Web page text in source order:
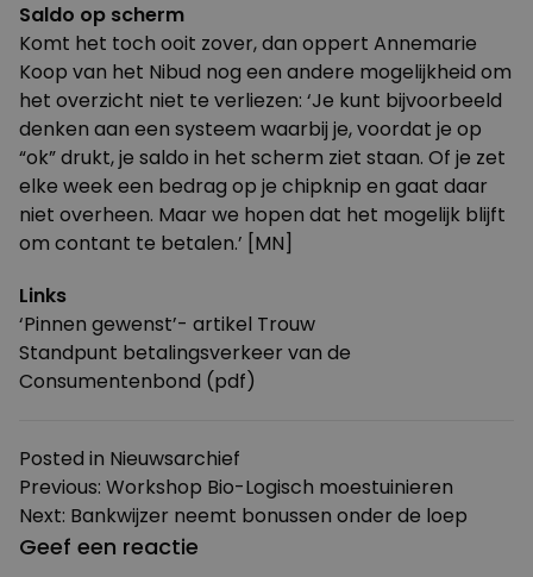
Saldo op scherm
Komt het toch ooit zover, dan oppert Annemarie
Koop van het Nibud nog een andere mogelijkheid om
het overzicht niet te verliezen: ‘Je kunt bijvoorbeeld
denken aan een systeem waarbij je, voordat je op
“ok” drukt, je saldo in het scherm ziet staan. Of je zet
elke week een bedrag op je chipknip en gaat daar
niet overheen. Maar we hopen dat het mogelijk blijft
om contant te betalen.’ [MN]
Links
‘Pinnen gewenst’- artikel Trouw
Standpunt betalingsverkeer van de
Consumentenbond (pdf)
Posted in Nieuwsarchief
Bericht
navigatie
Previous: Workshop Bio-Logisch moestuinieren
Next: Bankwijzer neemt bonussen onder de loep
Geef een reactie